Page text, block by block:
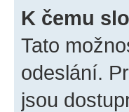
K čemu
Tato
odeslání.
jsou